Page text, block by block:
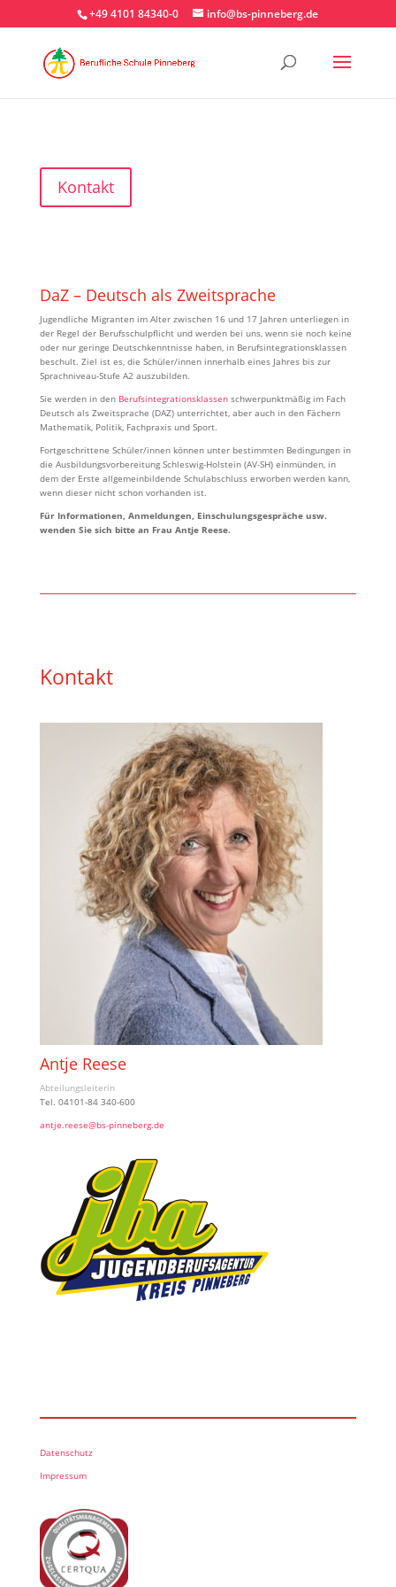
+49 4101 84340-0 info@bs-pinneberg.de
Kontakt
DaZ – Deutsch als Zweitsprache
Jugendliche Migranten im Alter zwischen 16 und 17 Jahren unterliegen in
der Regel der Berufsschulpflicht und werden bei uns, wenn sie noch keine
oder nur geringe Deutschkenntnisse haben, in Berufsintegrationsklassen
beschult. Ziel ist es, die Schüler/innen innerhalb eines Jahres bis zur
Sprachniveau-Stufe A2 auszubilden.
Sie werden in den Berufsintegrationsklassen schwerpunktmäßig im Fach
Deutsch als Zweitsprache (DAZ) unterrichtet, aber auch in den Fächern
Mathematik, Politik, Fachpraxis und Sport.
Fortgeschrittene Schüler/innen können unter bestimmten Bedingungen in
die Ausbildungsvorbereitung Schleswig-Holstein (AV-SH) einmünden, in
dem der Erste allgemeinbildende Schulabschluss erworben werden kann,
wenn dieser nicht schon vorhanden ist.
Für Informationen, Anmeldungen, Einschulungsgespräche usw.
wenden Sie sich bitte an Frau Antje Reese.
Kontakt
Antje Reese
Abteilungsleiterin
Tel. 04101-84 340-600
antje.reese@bs-pinneberg.de
Datenschutz
Impressum